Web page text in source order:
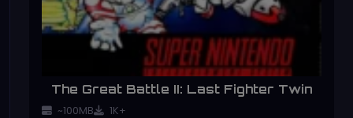
The Great Battle II: Last Fighter Twin
~100MB 1K+